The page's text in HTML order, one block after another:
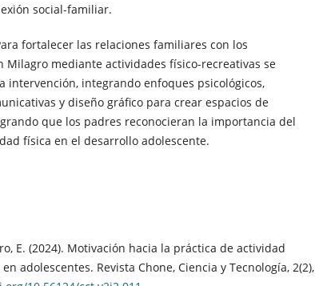
social-familiar.
fortalecer las relaciones familiares con los
Milagro mediante actividades físico-recreativas se
intervención, integrando enfoques psicológicos,
y diseño gráfico para crear espacios de
que los padres reconocieran la importancia del
física en el desarrollo adolescente.
E. (2024). Motivación hacia la práctica de actividad
adolescentes. Revista Chone, Ciencia y Tecnología, 2(2),